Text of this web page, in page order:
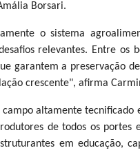
Borsari.
o sistema
relevantes. Entre os
garantem a preservação
crescente", afirma
altamente tecnificado
de todos os portes
em educação,